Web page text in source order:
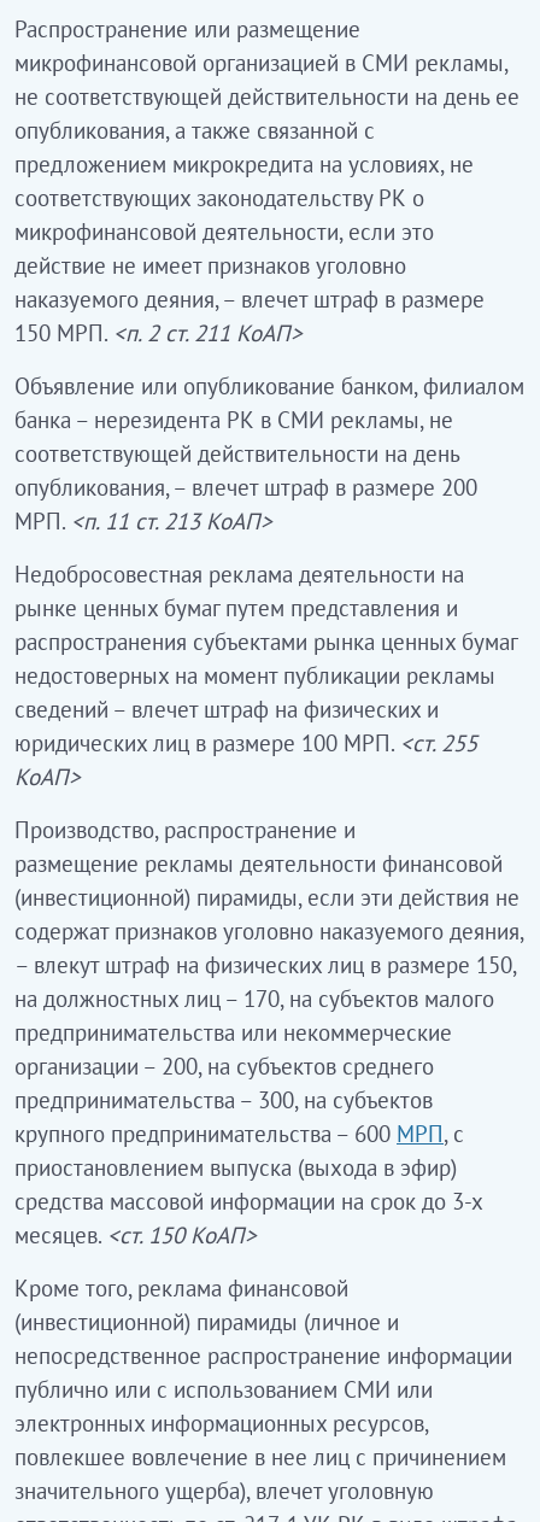
Распространение или размещение
микрофинансовой организацией в СМИ рекламы,
не соответствующей действительности на день ее
опубликования, а также связанной с
предложением микрокредита на условиях, не
соответствующих законодательству РК о
микрофинансовой деятельности, если это
действие не имеет признаков уголовно
наказуемого деяния, – влечет штраф в размере
150 МРП. <п. 2 ст. 211 КоАП>
Объявление или опубликование банком, филиалом
банка – нерезидента РК в СМИ рекламы, не
соответствующей действительности на день
опубликования, – влечет штраф в размере 200
МРП. <п. 11 ст. 213 КоАП>
Недобросовестная реклама деятельности на
рынке ценных бумаг путем представления и
распространения субъектами рынка ценных бумаг
недостоверных на момент публикации рекламы
сведений – влечет штраф на физических и
юридических лиц в размере 100 МРП. <ст. 255
КоАП>
Производство, распространение и
размещение рекламы деятельности финансовой
(инвестиционной) пирамиды, если эти действия не
содержат признаков уголовно наказуемого деяния,
– влекут штраф на физических лиц в размере 150,
на должностных лиц – 170, на субъектов малого
предпринимательства или некоммерческие
организации – 200, на субъектов среднего
предпринимательства – 300, на субъектов
крупного предпринимательства – 600 МРП, с
приостановлением выпуска (выхода в эфир)
средства массовой информации на срок до 3-х
месяцев. <ст. 150 КоАП>
Кроме того, реклама финансовой
(инвестиционной) пирамиды (личное и
непосредственное распространение информации
публично или с использованием СМИ или
электронных информационных ресурсов,
повлекшее вовлечение в нее лиц с причинением
значительного ущерба), влечет уголовную